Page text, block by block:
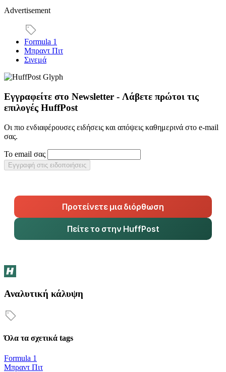
Advertisement
Formula 1
Μπραντ Πιτ
Σινεμά
Εγγραφείτε στο Newsletter - Λάβετε πρώτοι τις
επιλογές HuffPost
Οι πιο ενδιαφέρουσες ειδήσεις και απόψεις καθημερινά στο e-mail
σας.
Το email σας
Εγγραφή στις ειδοποιήσεις
Προτείνετε μια διόρθωση
Πείτε το στην HuffPost
Αναλυτική κάλυψη
Όλα τα σχετικά tags
Formula 1
Μπραντ Πιτ